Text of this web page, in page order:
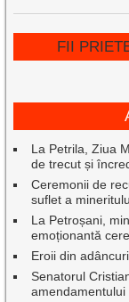
FII
La Petrila, Ziua
de trecut și
Ceremonii de
suflet a
La Petroșani,
emoționantă
Eroii din
Senatorul